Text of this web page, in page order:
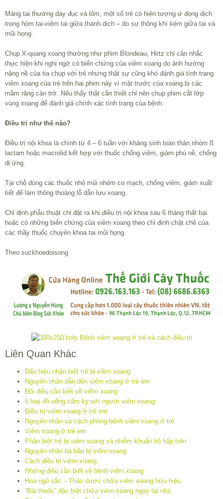
Màng tai thường dày đục và lõm, một số trẻ có hiện tượng ứ đọng dịch
trong hòm tai-viêm tai giữa thanh dịch – do sự thông khí kém giữa tai và
mũi họng.
Chụp X-quang xoang thường như phim Blondeau, Hirtz chỉ cân nhắc
thực hiện khi nghi ngờ có biến chứng của viêm xoang do ảnh hưởng
nặng nề của tia chụp với trẻ nhưng thật sự cũng khó đánh giá tình trạng
viêm xoang của trẻ trên hai phim này vì mặt trước của xoang bị các
mầm răng cản trở. Nếu thấy thật cần thiết chỉ nên chụp phim cắt lớp
vùng xoang để đánh giá chính xác tình trạng của bệnh.
Điều trị như thế nào?
Điều trị nội khoa là chính từ 4 – 6 tuần với kháng sinh toàn thân nhóm ß
lactam hoặc macrolid kết hợp với thuốc chống viêm, giảm phù nề, chống
dị ứng.
Tại chỗ dùng các thuốc nhỏ mũi nhóm co mạch, chống viêm, giảm xuất
tiết để làm thông thoáng lỗ dẫn lưu xoang.
Chỉ định phẫu thuật chỉ đặt ra khi điều trị nội khoa sau 6 tháng thất bại
hoặc có những biến chứng của viêm xoang theo chỉ đinh chặt chẽ của
các thầy thuốc chuyên khoa tai mũi họng.
Theo suckhoedoisong
Liên Quan Khác
Dấu hiệu nhận biết trẻ bị viêm xoang
Nguyên nhân dẫn đến viêm xoang ở trẻ em
Đôi điều cần biết về viêm xoang
6 loại đồ uống cấm kỵ với người viêm xoang
Điều trị viêm xoang ở trẻ em
Nguyên nhân và cách phòng bệnh viêm xoang ở trẻ
Viêm xoang ở trẻ em
Phân biệt trẻ bị viêm xoang và nhiễm khuẩn hô hấp trên
Nguyên nhân bà bầu bị viêm xoang
Cách điều trị viêm xoang
Những điều cần biết về bệnh viêm xoang
Hoa ngũ sắc – Thảo dược chữa viêm xoang hữu hiệu
“Bài thuốc” đặc biệt chữa viêm xoang ngay tại nhà